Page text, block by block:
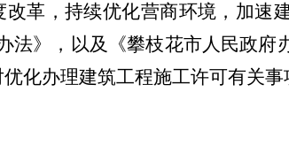
革，持续优化营商环境，加速
法》
，以及
《攀枝花市人民政府
优化办理建筑工程施工许可有关事